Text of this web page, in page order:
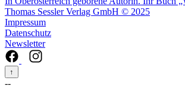
Thomas Sessler Verlag GmbH © 2025
Impressum
Datenschutz
Newsletter
↑
--